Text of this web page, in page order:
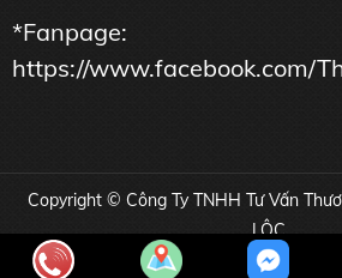
*Fanpage:
https://www.facebook.com/
Copyright © Công Ty TNHH Tư Vấn
LỘC
Online: 57